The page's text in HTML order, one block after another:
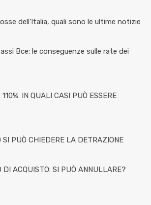
dell’Italia, quali sono le ultime notizie
Bce: le conseguenze sulle rate dei
IN QUALI CASI PUÒ ESSERE
SI PUÒ CHIEDERE LA DETRAZIONE
DI ACQUISTO: SI PUÒ ANNULLARE?